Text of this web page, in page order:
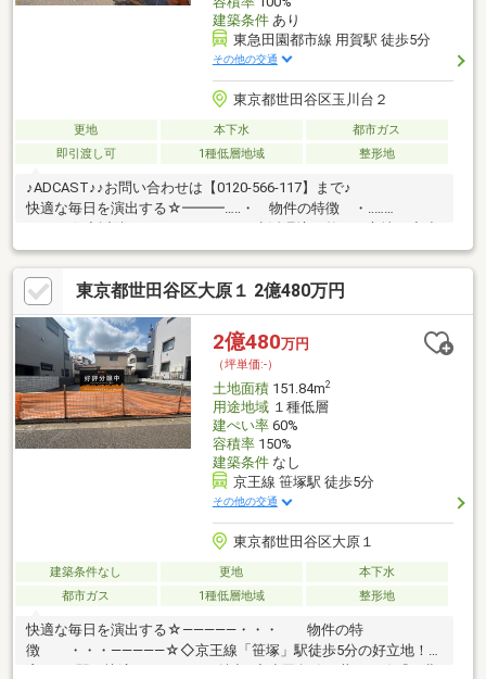
建築条件あり
東急田園都市線 用賀駅 徒歩5分
その他の交通
東京都世田谷区玉川台２
更地 本下水
都市ガス
即引渡し可
1種低層地域 整形地
♪ADCAST♪♪お問い合わせは【0120-566-117】まで♪
快適な毎日を演出する☆━━━…‥・ 物件の特徴 ・‥…
学校まで徒歩10分圏内・近隣に公園もあるので住環境◎◇用賀駅
徒歩5分・通勤や通学のアクセス良好！◆前面道路が広く、お車
の駐車も楽々♪♪ご見学予約受付中です。お気軽にお問い合わせく
ださい。☆━━━…‥・ ━☆━ ・‥…━━━☆まずは、室内
をご案内させていただきます！☆―――――・・・
―☆― ・・・―――――☆
東京都世田谷区大原１ 2億480万円
2億480万円
（坪単価:-）
土地面積151.84m2
用途地域１種低層
建ぺい率60%
容積率150%
建築条件なし
京王線 笹塚駅 徒歩5分
その他の交通
東京都世田谷区大原１
建築条件なし 更地
本下水
都市ガス
1種低層地域 整形地
快適な毎日を演出する☆―――――・・・ 物件の特
徴 ・・・―――――☆◇京王線「笹塚」駅徒歩5分の好立地！新